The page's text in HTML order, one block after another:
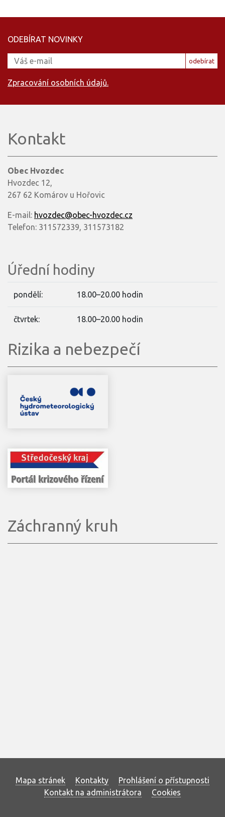
ODEBÍRAT NOVINKY
odebírat
Zpracování osobních údajů.
Kontakt
Obec Hvozdec
Hvozdec 12,
267 62 Komárov u Hořovic
E-mail: hvozdec@obec-hvozdec.cz
Telefon: 311572339, 311573182
Úřední hodiny
pondělí: 18.00–20.00 hodin
čtvrtek: 18.00–20.00 hodin
Rizika a nebezpečí
Záchranný kruh
Mapa stránek Kontakty
Prohlášení o přístupnosti
Kontakt na administrátora
Cookies